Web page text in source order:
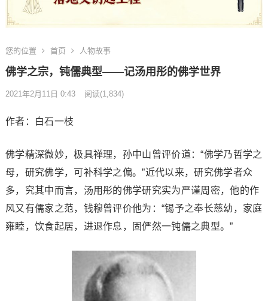
您的位置 首页 人物故事
佛学之宗，钝儒典型——记汤用彤的佛学世界
2021年2月11日 0:43 阅读(1,834)
作者：白石一枝
佛学精深微妙，极具禅理，孙中山曾评价道：“佛学乃哲学之
母，研究佛学，可补科学之偏。”近代以来，研究佛学者众
多，究其中而言，汤用彤的佛学研究实为严谨周密，他的作
风又有儒家之范，钱穆曾评价他为：“锡予之奉长慈幼，家庭
雍睦，饮食起居，进退作息，固俨然一钝儒之典型。”